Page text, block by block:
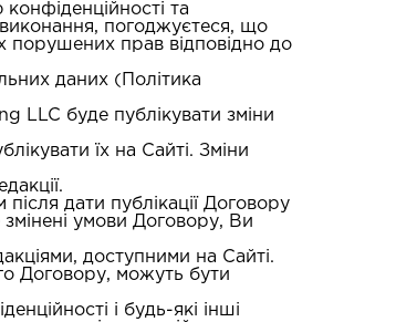
та
погоджуєтеся, що
порушених прав відповідно до
даних (Політика
LLC буде публікувати зміни
їх на Сайті. Зміни
дати публікації Договору
умови Договору, Ви
доступними на Сайті.
Договору, можуть бути
і будь-які інші